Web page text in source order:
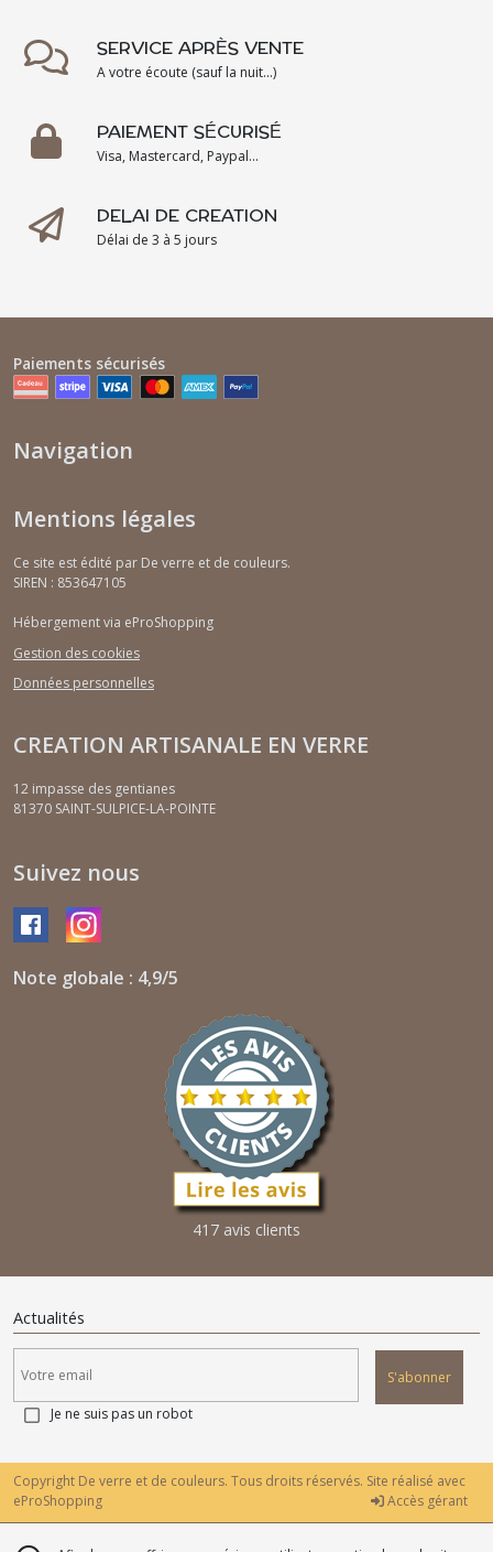
crucifix- baptême
naissance
SERVICE APRÈS VENTE
A votre écoute (sauf la nuit...)
PAIEMENT SÉCURISÉ
Visa, Mastercard, Paypal...
DELAI DE CREATION
Délai de 3 à 5 jours
Paiements sécurisés
Navigation
Mentions légales
Ce site est édité par De verre et de couleurs.
SIREN : 853647105
Hébergement via eProShopping
Gestion des cookies
Données personnelles
CREATION ARTISANALE EN VERRE
12 impasse des gentianes
81370 SAINT-SULPICE-LA-POINTE
Suivez nous
Note globale : 4,9/5
417 avis clients
Actualités
S'abonner
Je ne suis pas un robot
Copyright De verre et de couleurs. Tous droits réservés. Site réalisé avec
eProShopping
Accès gérant